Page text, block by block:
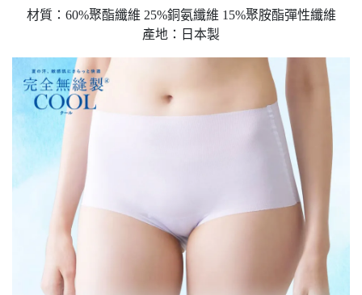
材質：60%聚酯纖維 25%銅氨纖維 15%聚胺酯彈性纖維
產地：日本製